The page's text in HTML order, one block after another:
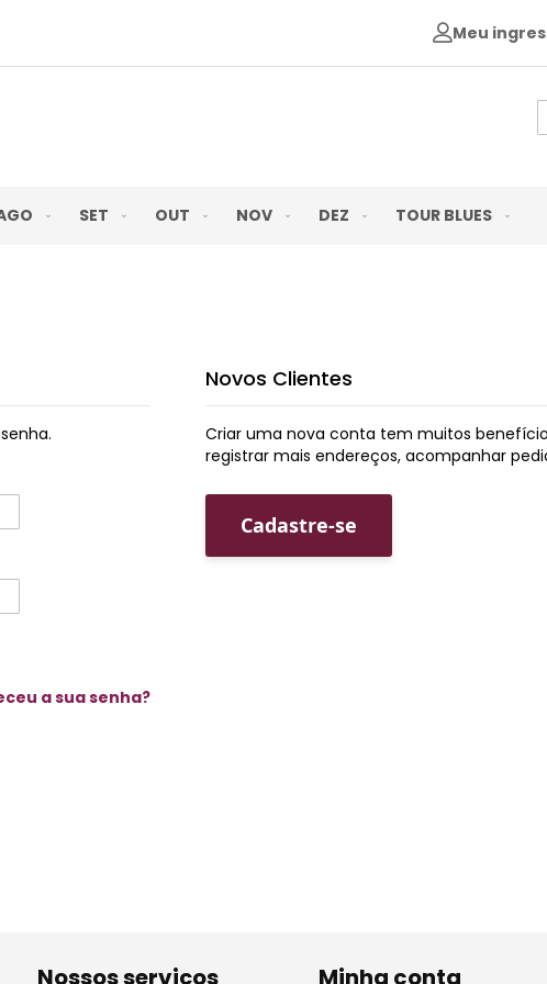
Meu
SET OUT NOV DEZ TOUR BLUES
a sua senha?
Novos Clientes
Criar uma nova conta tem muitos
registrar mais endereços, acompanhar
Cadastre-se
Nossos serviços Minha conta